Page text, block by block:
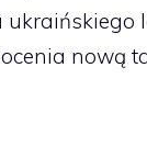
ukraińskiego
nową